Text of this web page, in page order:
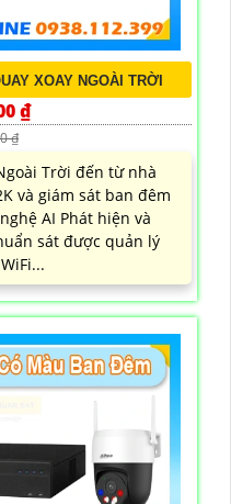
XOAY NGOÀI TRỜI
₫
₫
Trời đến từ nhà
và giám sát ban đêm
AI Phát hiện và
sát được quản lý